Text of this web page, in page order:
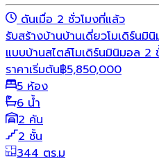
ดันเมื่อ 2 ชั่วโมงที่แล้ว
รับสร้างบ้านบ้านเดี่ยวโมเดิร์นมินิ
แบบบ้านสไตล์โมเดิร์นมินิมอล
ราคาเริ่มต้น฿5,850,000
5 ห้อง
6 น้ำ
2 คัน
2 ชั้น
344 ตร.ม